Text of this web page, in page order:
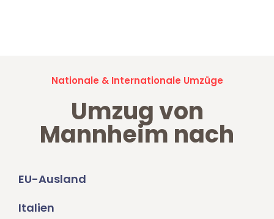
Nationale & Internationale Umzüge
Umzug von
Mannheim nach
EU-Ausland
Italien